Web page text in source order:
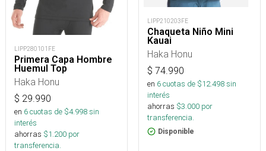
LIPP280101FE
Primera Capa Hombre
Huemul Top
Haka Honu
$ 29.990
en 6cuotas de $4.998sin
interés
ahorras $1.200 por
transferencia.
LIPP210203FE
Chaqueta Niño Mini
Kauai
Haka Honu
$ 74.990
en 6cuotas de $12.498sin
interés
ahorras $3.000 por
transferencia.
Disponible